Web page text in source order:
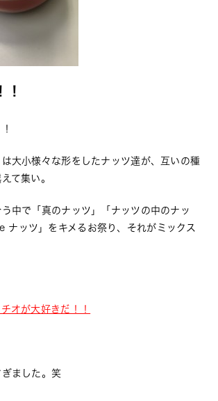
！
大小様々な形をしたナッツ達が、互いの種
て集い。
中で「真のナッツ」「ナッツの中のナッ
ッツ」をキメるお祭り、それがミックス
オが大好きだ！！
ぎました。笑